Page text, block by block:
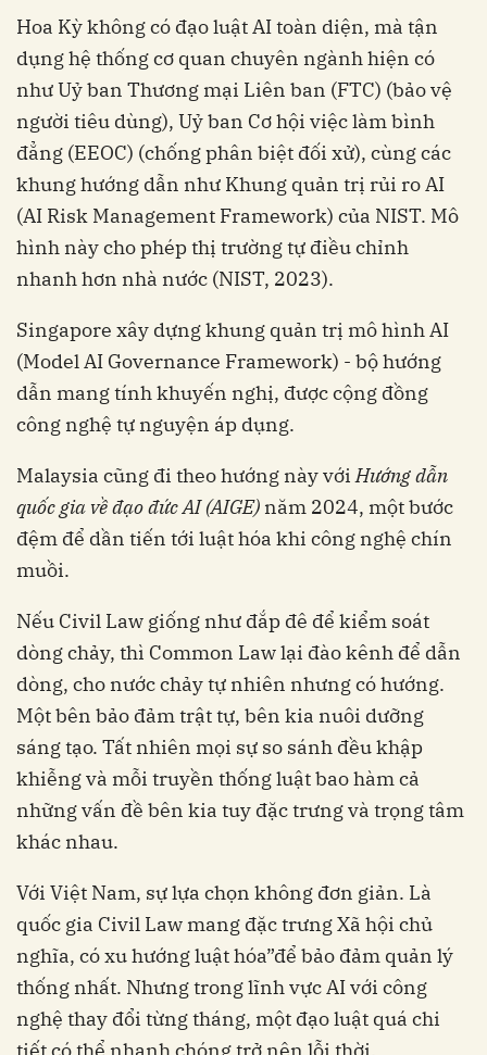
Hoa Kỳ không có đạo luật AI toàn diện, mà tận
dụng hệ thống cơ quan chuyên ngành hiện có
như Uỷ ban Thương mại Liên ban (FTC) (bảo vệ
người tiêu dùng), Uỷ ban Cơ hội việc làm bình
đẳng (EEOC) (chống phân biệt đối xử), cùng các
khung hướng dẫn như Khung quản trị rủi ro AI
(AI Risk Management Framework) của NIST. Mô
hình này cho phép thị trường tự điều chỉnh
nhanh hơn nhà nước (NIST, 2023).
Singapore xây dựng khung quản trị mô hình AI
(Model AI Governance Framework) - bộ hướng
dẫn mang tính khuyến nghị, được cộng đồng
công nghệ tự nguyện áp dụng.
Malaysia cũng đi theo hướng này vớiHướng dẫn
quốc gia về đạo đức AI (AIGE) năm 2024, một bước
đệm để dần tiến tới luật hóa khi công nghệ chín
muồi.
Nếu Civil Law giống như đắp đê để kiểm soát
dòng chảy, thì Common Law lại đào kênh để dẫn
dòng, cho nước chảy tự nhiên nhưng có hướng.
Một bên bảo đảm trật tự, bên kia nuôi dưỡng
sáng tạo. Tất nhiên mọi sự so sánh đều khập
khiễng và mỗi truyền thống luật bao hàm cả
những vấn đề bên kia tuy đặc trưng và trọng tâm
khác nhau.
Với Việt Nam, sự lựa chọn không đơn giản. Là
quốc gia Civil Law mang đặc trưng Xã hội chủ
nghĩa, có xu hướng luật hóa”để bảo đảm quản lý
thống nhất. Nhưng trong lĩnh vực AI với công
nghệ thay đổi từng tháng, một đạo luật quá chi